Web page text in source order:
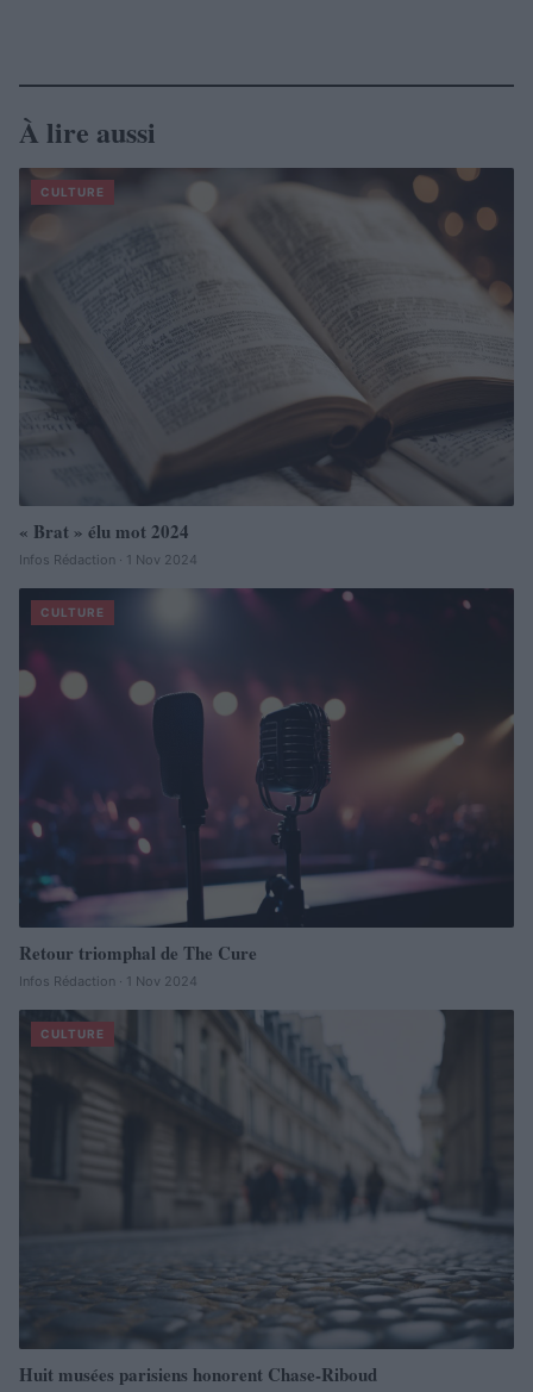
À lire aussi
CULTURE
« Brat » élu mot 2024
Infos Rédaction · 1 Nov 2024
CULTURE
Retour triomphal de The Cure
Infos Rédaction · 1 Nov 2024
CULTURE
Huit musées parisiens honorent Chase-Riboud